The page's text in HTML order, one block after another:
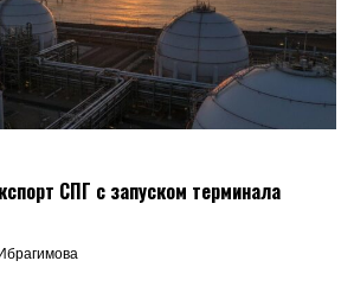
СПГ с запуском терминала